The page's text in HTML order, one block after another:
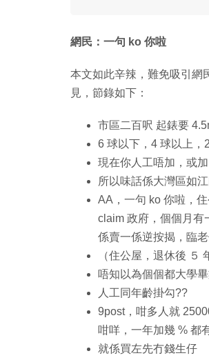
網民：一句 ko 你啦
本文如此辛辣，難免吸引網
見，節錄如下：
市區二百呎 起錶要
6 球以下，4 球以上，
現在你人工唔加，或
所以味話係大灣區如
AA，一句 ko 你啦，
claim 政府，個個月有
係賣一係逆按揭，臨
（住公屋，退休後 ５
唔知以為個個都大學
人工同年齡掛勾??
9post，咁多人就
咁咩，一年加幾 % 都
就係買左先冇錢生仔